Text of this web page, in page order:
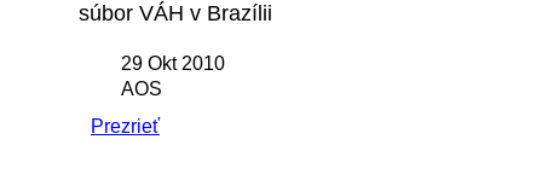
súbor VÁH v Brazílii
29 Okt 2010
AOS
Prezrieť